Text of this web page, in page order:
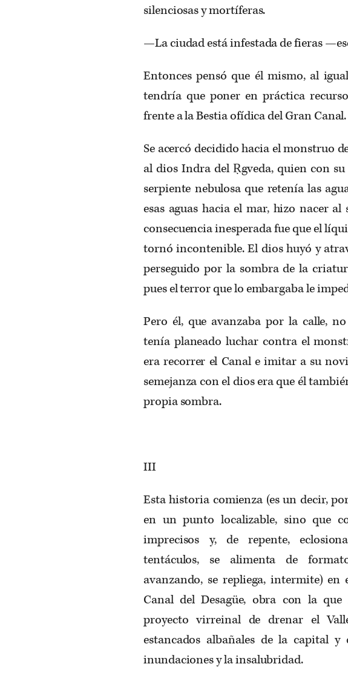
silenciosas y mortíferas.
—La ciudad está infestada de fieras
Entonces pensó que él mismo, al
tendría que poner en práctica
frente a la Bestia ofídica del Gran Canal.
Se acercó decidido hacia el monstruo
al dios Indra del Ṛgveda, quien con
serpiente nebulosa que retenía las
esas aguas hacia el mar, hizo nacer
consecuencia inesperada fue que el
tornó incontenible. El dios huyó y
perseguido por la sombra de la
pues el terror que lo embargaba le
Pero él, que avanzaba por la calle,
tenía planeado luchar contra el
era recorrer el Canal e imitar a su
semejanza con el dios era que él
propia sombra.
III
Esta historia comienza (es un decir,
en un punto localizable, sino que
imprecisos y, de repente,
tentáculos, se alimenta de
avanzando, se repliega, intermite)
Canal del Desagüe, obra con la
proyecto virreinal de drenar el
estancados albañales de la capital
inundaciones y la insalubridad.